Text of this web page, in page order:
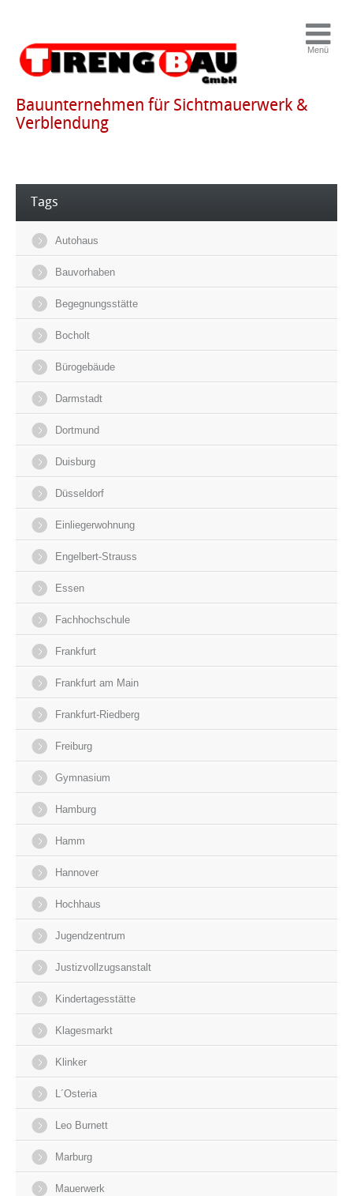
Bauunternehmen für Sichtmauerwerk &
Verblendung
Tags
Autohaus
Bauvorhaben
Begegnungsstätte
Bocholt
Bürogebäude
Darmstadt
Dortmund
Duisburg
Düsseldorf
Einliegerwohnung
Engelbert-Strauss
Essen
Fachhochschule
Frankfurt
Frankfurt am Main
Frankfurt-Riedberg
Freiburg
Gymnasium
Hamburg
Hamm
Hannover
Hochhaus
Jugendzentrum
Justizvollzugsanstalt
Kindertagesstätte
Klagesmarkt
Klinker
L´Osteria
Leo Burnett
Marburg
Mauerwerk